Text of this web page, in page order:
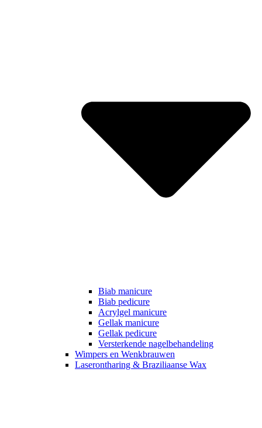
Biab manicure
Biab pedicure
Acrylgel manicure
Gellak manicure
Gellak pedicure
Versterkende nagelbehandeling
Wimpers en Wenkbrauwen
Laserontharing & Braziliaanse Wax